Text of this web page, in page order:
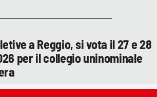
a Reggio, si vota il 27 e 28
per il collegio uninominale